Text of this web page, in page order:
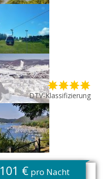
DTV-Klassifizierung
101 € pro Nacht